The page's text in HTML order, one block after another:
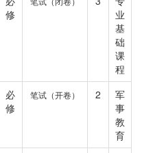
修
业
基
础
课
程
必
修
笔试（开卷） 2
军
事
教
育